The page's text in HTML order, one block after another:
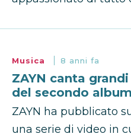
Musica 8 anni fa
ZAYN canta
del secondo
ZAYN ha pubblicato
una serie di video in